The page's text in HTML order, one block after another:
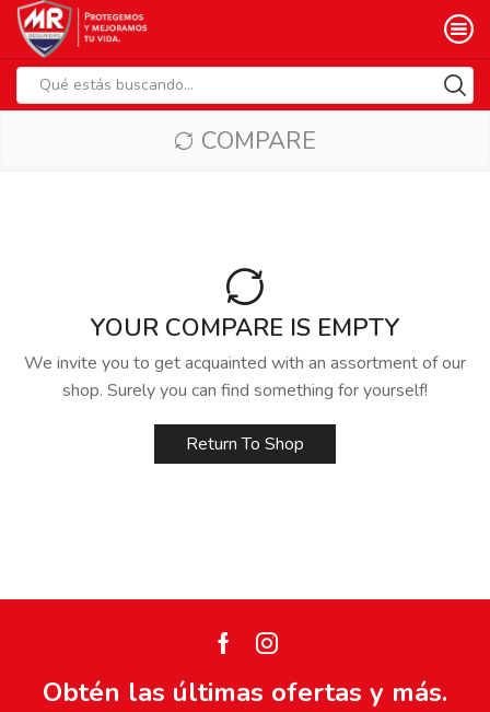
input
COMPARE
YOUR COMPARE IS EMPTY
We invite you to get acquainted with an assortment of our
shop. Surely you can find something for yourself!
Return To Shop
FacebookInstagram
Obtén las últimas ofertas y más.